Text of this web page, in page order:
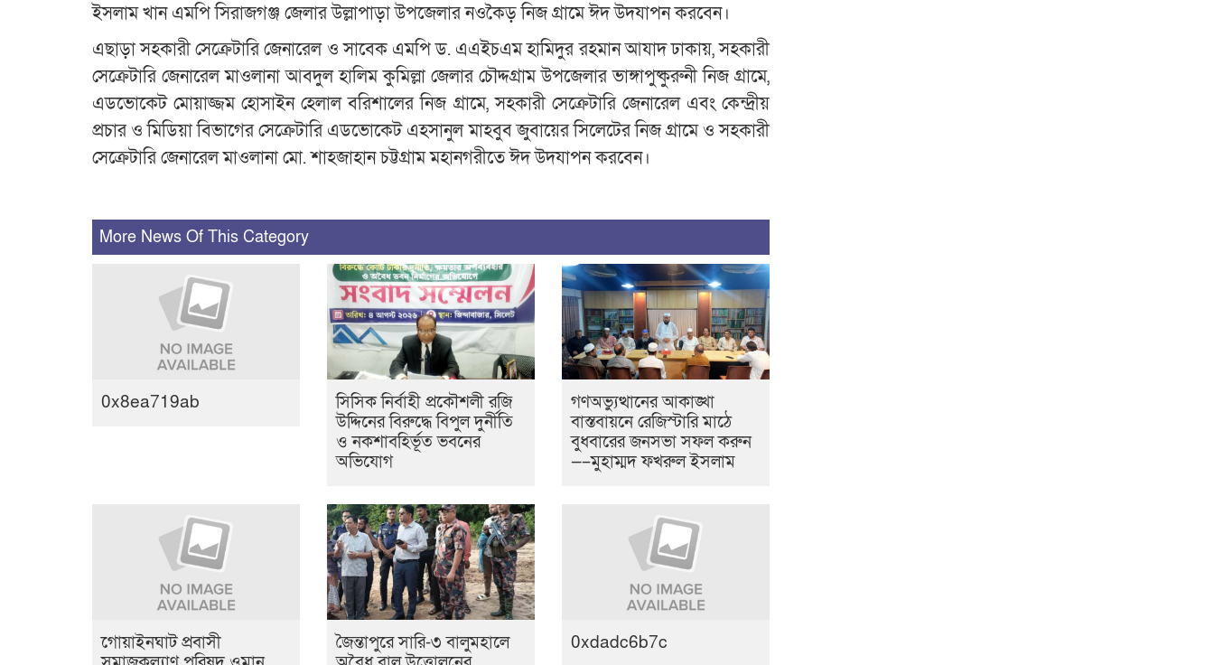
ইসলাম খান এমপি সিরাজগঞ্জ জেলার উল্লাপাড়া উপজেলার নওকৈড় নিজ গ্রামে ঈদ উদযাপন করবেন।
এছাড়া সহকারী সেক্রেটারি জেনারেল ও সাবেক এমপি ড. এএইচএম হামিদুর রহমান আযাদ ঢাকায়, সহকারী
সেক্রেটারি জেনারেল মাওলানা আবদুল হালিম কুমিল্লা জেলার চৌদ্দগ্রাম উপজেলার ভাঙ্গাপুষ্কুরুনী নিজ গ্রামে,
এডভোকেট মোয়াজ্জম হোসাইন হেলাল বরিশালের নিজ গ্রামে, সহকারী সেক্রেটারি জেনারেল এবং কেন্দ্রীয়
প্রচার ও মিডিয়া বিভাগের সেক্রেটারি এডভোকেট এহসানুল মাহবুব জুবায়ের সিলেটের নিজ গ্রামে ও সহকারী
সেক্রেটারি জেনারেল মাওলানা মো. শাহজাহান চট্টগ্রাম মহানগরীতে ঈদ উদযাপন করবেন।
More News Of This Category
0x8ea719ab
সিসিক নির্বাহী প্রকৌশলী রজি
উদ্দিনের বিরুদ্ধে বিপুল দুর্নীতি
ও নকশাবহির্ভূত ভবনের
অভিযোগ
গণঅভ্যুত্থানের আকাঙ্খা
বাস্তবায়নে রেজিস্টারি মাঠে
বুধবারের জনসভা সফল করুন
—–মুহাম্মদ ফখরুল ইসলাম
‎গোয়াইনঘাট প্রবাসী
জৈন্তাপুরে সারি-৩ বালুমহালে
0xdadc6b7c